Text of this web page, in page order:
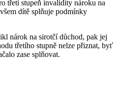
třetí stupeň invalidity nároku na
dítě splňuje podmínky
nárok na sirotčí důchod, pak jej
třetího stupně nelze přiznat, byť
zase splňovat.